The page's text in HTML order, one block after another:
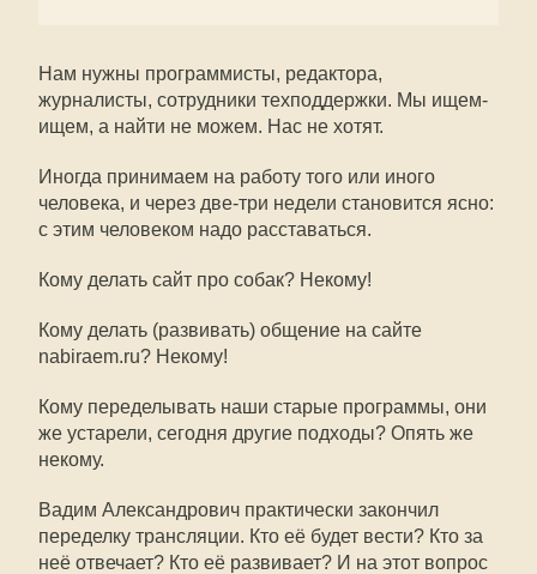
Нам нужны программисты, редактора,
журналисты, сотрудники техподдержки. Мы ищем-
ищем, а найти не можем. Нас не хотят.
Иногда принимаем на работу того или иного
человека, и через две-три недели становится ясно:
с этим человеком надо расставаться.
Кому делать сайт про собак? Некому!
Кому делать (развивать) общение на сайте
nabiraem.ru? Некому!
Кому переделывать наши старые программы, они
же устарели, сегодня другие подходы? Опять же
некому.
Вадим Александрович практически закончил
переделку трансляции. Кто её будет вести? Кто за
неё отвечает? Кто её развивает? И на этот вопрос